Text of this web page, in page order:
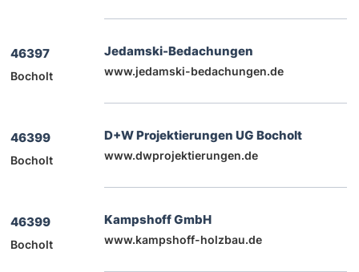
46397
Bocholt
Jedamski-Bedachungen
www.jedamski-bedachungen.de
46399
Bocholt
D+W Projektierungen UG Bocholt
www.dwprojektierungen.de
46399
Bocholt
Kampshoff GmbH
www.kampshoff-holzbau.de